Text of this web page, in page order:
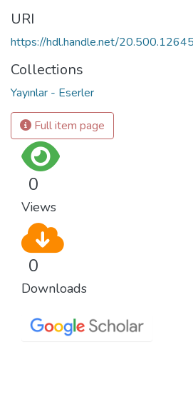
URI
https://hdl.handle.net/
Collections
Yayınlar - Eserler
Full item page
0
Views
0
Downloads